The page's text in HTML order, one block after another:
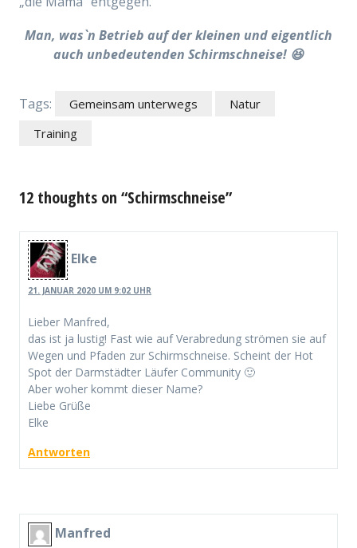
Man, was`n Betrieb auf der kleinen und eigentlich
auch unbedeutenden Schirmschneise! 😆
Tags: Gemeinsam unterwegs
Natur
Training
12 thoughts on “Schirmschneise”
Elke
21. JANUAR 2020 UM 9:02 UHR
Lieber Manfred,
das ist ja lustig! Fast wie auf Verabredung strömen sie auf
Wegen und Pfaden zur Schirmschneise. Scheint der Hot
Spot der Darmstädter Läufer Community 🙂
Aber woher kommt dieser Name?
Liebe Grüße
Elke
Antworten
Manfred